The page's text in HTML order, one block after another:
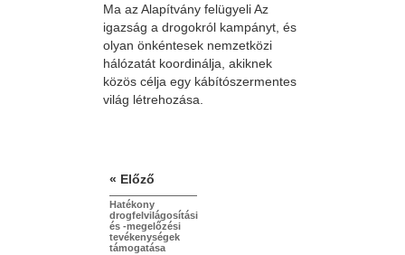
Ma az Alapítvány felügyeli Az
igazság a drogokról kampányt, és
olyan önkéntesek nemzetközi
hálózatát koordinálja, akiknek
közös célja egy kábítószermentes
világ létrehozása.
« Előző
Hatékony
drogfelvilágosítási
és -megelőzési
tevékenységek
támogatása